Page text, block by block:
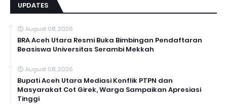
UPDATES
August 08, 2026
BRA Aceh Utara Resmi Buka Bimbingan Pendaftaran
Beasiswa Universitas Serambi Mekkah
August 08, 2026
Bupati Aceh Utara Mediasi Konflik PTPN dan
Masyarakat Cot Girek, Warga Sampaikan Apresiasi
Tinggi